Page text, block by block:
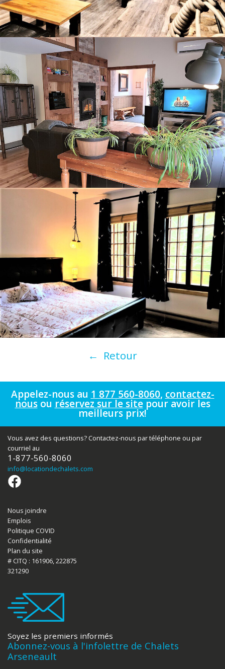
← Retour
Appelez-nous au 1 877 560-8060, contactez-
nousou réservez sur le sitepour avoir les
meilleurs prix!
Vous avez des questions? Contactez-nous par téléphone ou par
courriel au
1-877-560-8060
info@locationdechalets.com
Nous joindre
Emplois
Politique COVID
Confidentialité
Plan du site
# CITQ : 161906, 222875
321290
Soyez les premiers informés
Abonnez-vous à l'infolettre de Chalets
Arseneault